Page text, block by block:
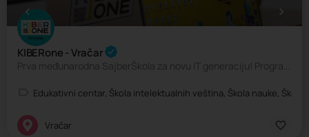
KIBERone - Vračar
Prva međunarodna SajberŠkola za novu IT generaciju! Programiranje za decu
Edukativni centar, Škola intelektualnih veština, Škola nauke,
Vračar